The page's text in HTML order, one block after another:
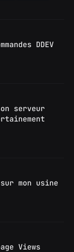
DDEV
serveur
mon usine
Views